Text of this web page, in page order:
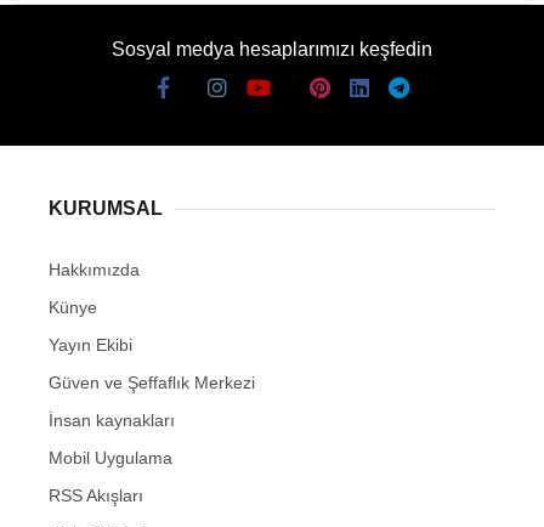
Sosyal medya hesaplarımızı keşfedin
KURUMSAL
Hakkımızda
Künye
Yayın Ekibi
Güven ve Şeffaflık Merkezi
İnsan kaynakları
Mobil Uygulama
RSS Akışları